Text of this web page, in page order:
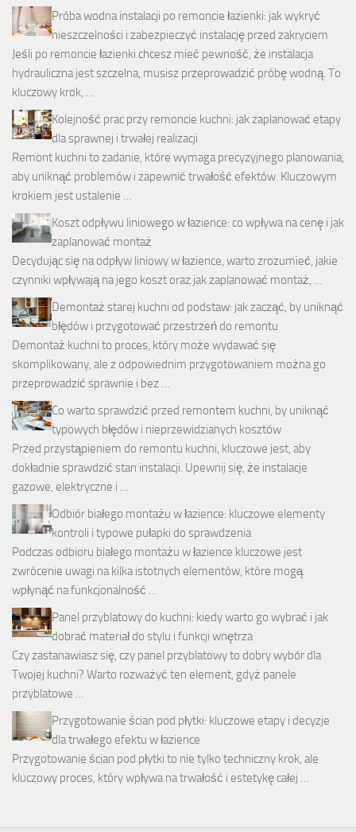
Próba wodna instalacji po remoncie łazienki: jak wykryć
nieszczelności i zabezpieczyć instalację przed zakryciem
Jeśli po remoncie łazienki chcesz mieć pewność, że instalacja
hydrauliczna jest szczelna, musisz przeprowadzić próbę wodną. To
kluczowy krok, …
Kolejność prac przy remoncie kuchni: jak zaplanować etapy
dla sprawnej i trwałej realizacji
Remont kuchni to zadanie, które wymaga precyzyjnego planowania,
aby uniknąć problemów i zapewnić trwałość efektów. Kluczowym
krokiem jest ustalenie …
Koszt odpływu liniowego w łazience: co wpływa na cenę i jak
zaplanować montaż
Decydując się na odpływ liniowy w łazience, warto zrozumieć, jakie
czynniki wpływają na jego koszt oraz jak zaplanować montaż, …
Demontaż starej kuchni od podstaw: jak zacząć, by uniknąć
błędów i przygotować przestrzeń do remontu
Demontaż kuchni to proces, który może wydawać się
skomplikowany, ale z odpowiednim przygotowaniem można go
przeprowadzić sprawnie i bez …
Co warto sprawdzić przed remontem kuchni, by uniknąć
typowych błędów i nieprzewidzianych kosztów
Przed przystąpieniem do remontu kuchni, kluczowe jest, aby
dokładnie sprawdzić stan instalacji. Upewnij się, że instalacje
gazowe, elektryczne i …
Odbiór białego montażu w łazience: kluczowe elementy
kontroli i typowe pułapki do sprawdzenia
Podczas odbioru białego montażu w łazience kluczowe jest
zwrócenie uwagi na kilka istotnych elementów, które mogą
wpłynąć na funkcjonalność …
Panel przyblatowy do kuchni: kiedy warto go wybrać i jak
dobrać materiał do stylu i funkcji wnętrza
Czy zastanawiasz się, czy panel przyblatowy to dobry wybór dla
Twojej kuchni? Warto rozważyć ten element, gdyż panele
przyblatowe …
Przygotowanie ścian pod płytki: kluczowe etapy i decyzje
dla trwałego efektu w łazience
Przygotowanie ścian pod płytki to nie tylko techniczny krok, ale
kluczowy proces, który wpływa na trwałość i estetykę całej …